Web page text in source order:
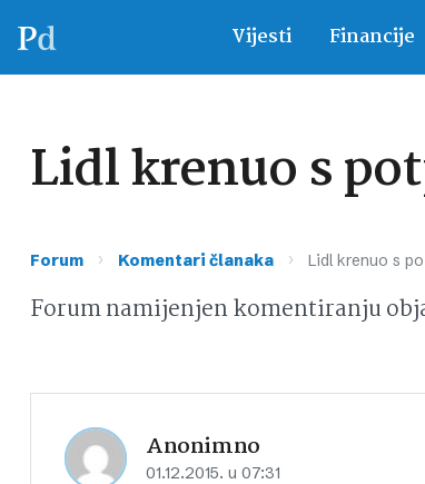
Vijesti Financije
Lidl krenuo s
Forum › Komentari članaka › Lidl krenuo s
Forum namijenjen komentiranju
Anonimno
01.12.2015. u 07:31